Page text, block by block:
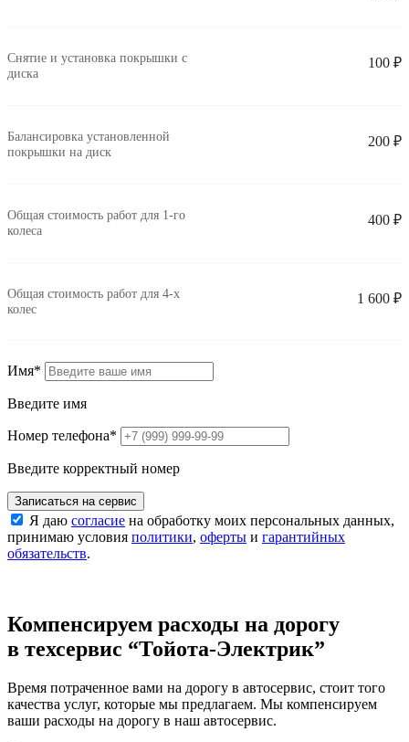
Снятие и установка покрышки с
диска
100 ₽
Балансировка установленной
покрышки на диск
200 ₽
Общая стоимость работ для 1-го
колеса
400 ₽
Общая стоимость работ для 4-х
колес
1 600 ₽
Имя*
Введите имя
Номер телефона*
Введите корректный номер
Записаться на сервис
Я даю согласие на обработку моих персональных данных,
принимаю условия политики, оферты и гарантийных
обязательств.
Компенсируем расходы на дорогу
в техсервис “Тойота-Электрик”
Время потраченное вами на дорогу в автосервис, стоит того
качества услуг, которые мы предлагаем. Мы компенсируем
ваши расходы на дорогу в наш автосервис.